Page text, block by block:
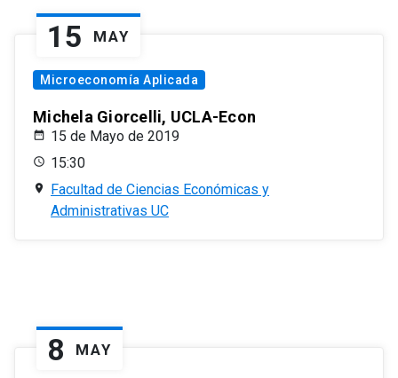
15 MAY
Microeconomía Aplicada
Michela Giorcelli, UCLA-Econ
15 de Mayo de 2019
15:30
Facultad de Ciencias Económicas y
Administrativas UC
8 MAY